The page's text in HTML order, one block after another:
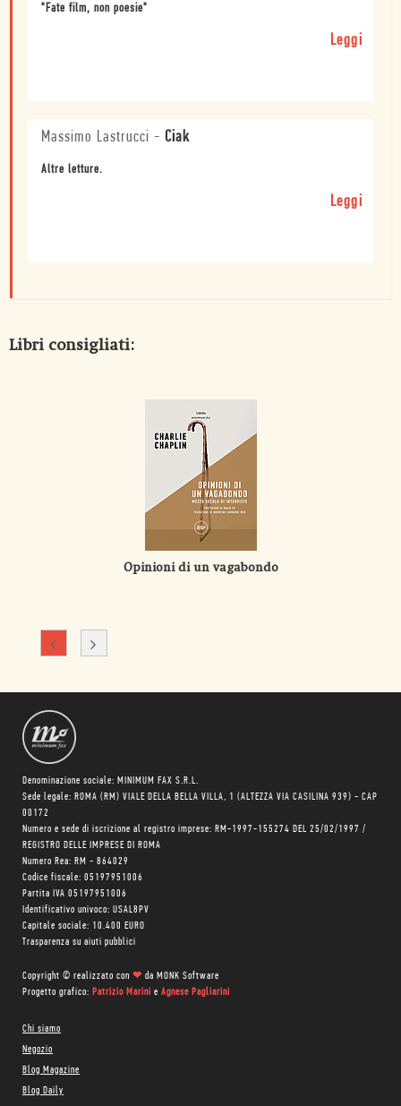
"Fate film, non poesie"
Leggi
Massimo Lastrucci - Ciak
Altre letture.
Leggi
Libri consigliati:
Opinioni di un vagabondo
Denominazione sociale: MINIMUM FAX S.R.L.
Sede legale: ROMA (RM) VIALE DELLA BELLA VILLA, 1 (ALTEZZA VIA CASILINA 939) - CAP
00172
Numero e sede di iscrizione al registro imprese: RM-1997-155274 DEL 25/02/1997 /
REGISTRO DELLE IMPRESE DI ROMA
Numero Rea: RM - 864029
Codice fiscale: 05197951006
Partita IVA 05197951006
Identificativo univoco: USAL8PV
Capitale sociale: 10.400 EURO
Trasparenza su aiuti pubblici
Copyright © realizzato con ❤ da MONK Software
Progetto grafico: Patrizio Marini e Agnese Pagliarini
Chi siamo
Negozio
Blog Magazine
Blog Daily